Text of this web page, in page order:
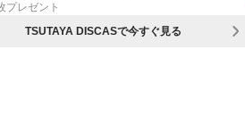
プレゼント
TSUTAYA DISCASで今すぐ見る